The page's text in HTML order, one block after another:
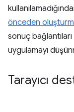
önceden
sonuç
uygulamayı
Tarayıcı